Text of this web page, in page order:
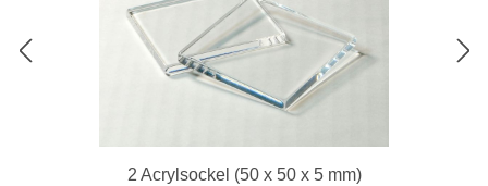
2 Acrylsockel (50 x 50 x 5 mm)